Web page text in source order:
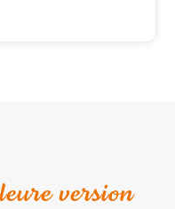
version